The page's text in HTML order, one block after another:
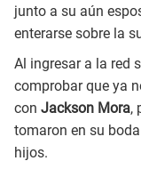
junto a su aún
enterarse sobre la
Al ingresar a la red
comprobar que ya
con Jackson Mora,
tomaron en su
hijos.